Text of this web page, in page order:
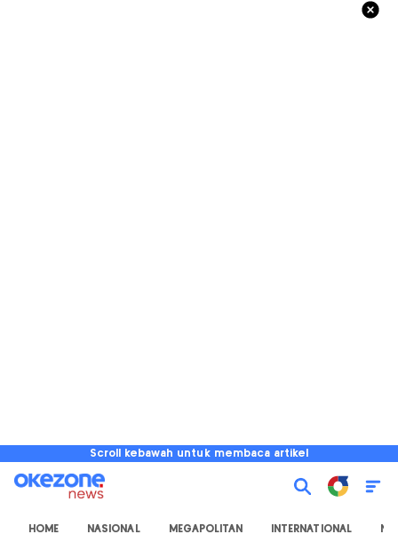
Scroll kebawah untuk membaca artikel
HOME NASIONAL MEGAPOLITAN INTERNATIONAL